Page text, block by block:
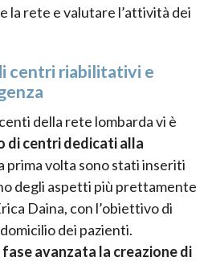
la rete e valutare l’attività dei
centri riabilitativi e
della rete lombarda vi è
di centri dedicati alla
prima volta sono stati inseriti
degli aspetti più prettamente
Daina, con l’obiettivo di
dei pazienti.
avanzata la creazione di